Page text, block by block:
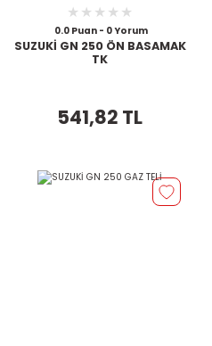
0.0 Puan - 0 Yorum
SUZUKİ GN 250 ÖN BASAMAK
TK
541,82 TL